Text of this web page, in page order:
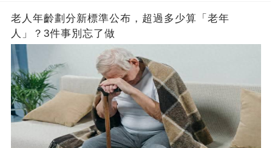
老人年齡劃分新標準公布，超過多少算「老年
人」？3件事別忘了做